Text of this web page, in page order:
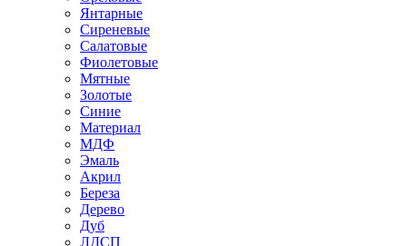
Янтарные
Сиреневые
Салатовые
Фиолетовые
Мятные
Золотые
Синие
Материал
МДФ
Эмаль
Акрил
Береза
Дерево
Дуб
ЛДСП